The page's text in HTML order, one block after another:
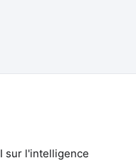
sur l'intelligence